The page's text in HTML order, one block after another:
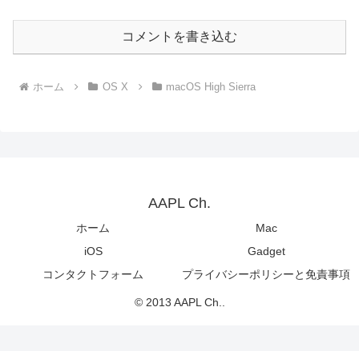
コメントを書き込む
ホーム OS X macOS High Sierra
AAPL Ch.
ホーム
Mac
iOS
Gadget
コンタクトフォーム
プライバシーポリシーと免責事項
© 2013 AAPL Ch..